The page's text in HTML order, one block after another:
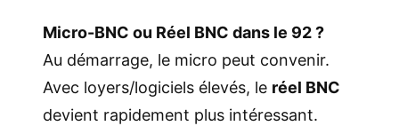
Micro-BNC ou Réel BNC dans le 92 ?
Au démarrage, le micro peut convenir.
Avec loyers/logiciels élevés, le réel BNC
devient rapidement plus intéressant.